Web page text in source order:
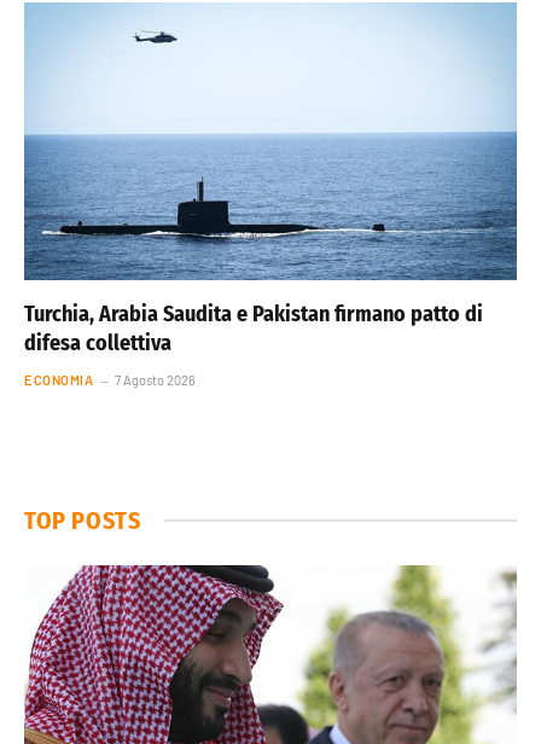
Turchia, Arabia Saudita e Pakistan firmano patto di
difesa collettiva
ECONOMIA 7 Agosto 2026
TOP POSTS